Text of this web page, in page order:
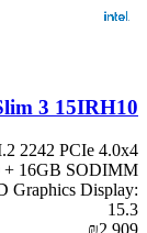
3 15IRH10
2242 PCIe 4.0x4
+ 16GB SODIMM
Graphics Display:
15.3
₪2,909